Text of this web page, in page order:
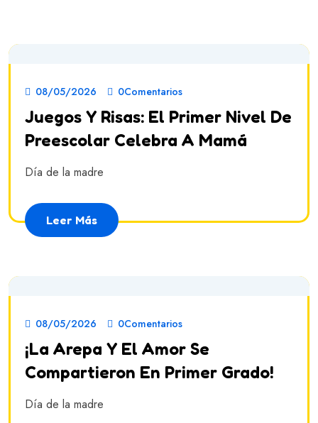
08/05/2026 0Comentarios
Juegos Y Risas: El Primer Nivel De
Preescolar Celebra A Mamá
Día de la madre
Leer Más
08/05/2026 0Comentarios
¡La Arepa Y El Amor Se
Compartieron En Primer Grado!
Día de la madre